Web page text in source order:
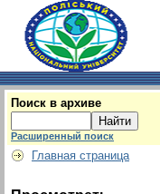
Поиск в архиве
Расширенный поиск
Главная страница